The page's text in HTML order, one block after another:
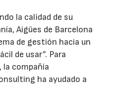
la calidad de su
Aigües de Barcelona
de gestión hacia un
de usar”. Para
compañía
ha ayudado a